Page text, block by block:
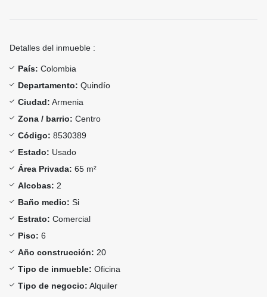
Detalles del inmueble :
País: Colombia
Departamento: Quindío
Ciudad: Armenia
Zona / barrio: Centro
Código: 8530389
Estado: Usado
Área Privada: 65 m²
Alcobas: 2
Baño medio: Si
Estrato: Comercial
Piso: 6
Año construcción: 20
Tipo de inmueble: Oficina
Tipo de negocio: Alquiler